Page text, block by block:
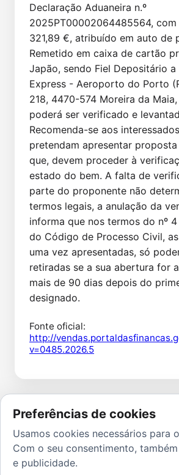
Declaração Aduaneira n.º
2025PT00002064485564,
321,89 €, atribuído em auto de
Remetido em caixa de cartão
Japão, sendo Fiel Depositário a
Express - Aeroporto do Porto
218, 4470-574 Moreira da
poderá ser verificado e
Recomenda-se aos
pretendam apresentar
que, devem proceder à
estado do bem. A falta de
parte do proponente não
termos legais, a anulação da
informa que nos termos do nº
do Código de Processo Civil,
uma vez apresentadas, só
retiradas se a sua abertura for
mais de 90 dias depois do
designado.
Fonte oficial:
http://
v=0485.2026.5
Preferências de cookies
Usamos cookies necessários para
Com o seu consentimento,
e publicidade.